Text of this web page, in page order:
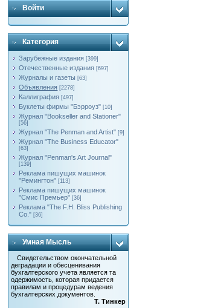
Войти
Категория
Зарубежные издания [399]
Отечественные издания [697]
Журналы и газеты [63]
Объявления [2278]
Каллиграфия [497]
Буклеты фирмы "Бэрроуз" [10]
Журнал "Bookseller and Stationer"
[56]
Журнал "The Penman and Artist" [9]
Журнал "The Business Educator"
[63]
Журнал "Penman's Art Journal"
[139]
Реклама пишущих машинок
"Ремингтон" [113]
Реклама пишущих машинок
"Смис Премьер" [36]
Реклама "The F.H. Bliss Publishing
Co." [36]
Умная Мысль
Свидетельством окончательной
деградации и обесценивания
бухгалтерского учета является та
одержимость, которая придается
правилам и процедурам ведения
бухгалтерских документов.
Т. Тинкер